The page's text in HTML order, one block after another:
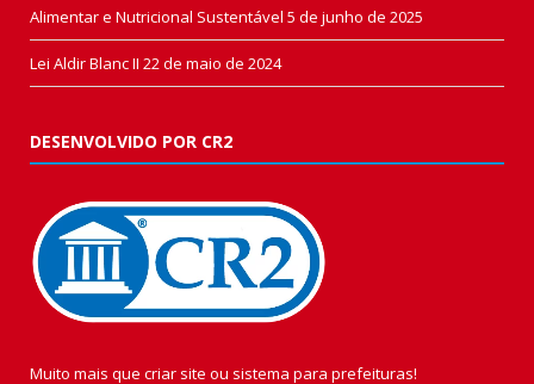
Alimentar e Nutricional Sustentável 5 de junho de 2025
Lei Aldir Blanc II 22 de maio de 2024
DESENVOLVIDO POR CR2
Muito mais que criar site ou sistema para prefeituras!